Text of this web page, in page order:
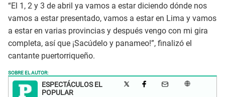
“El 1, 2 y 3 de abril ya vamos a estar diciendo dónde nos
vamos a estar presentado, vamos a estar en Lima y vamos
a estar en varias provincias y después vengo con mi gira
completa, así que ¡Sacúdelo y panameo!”, finalizó el
cantante puertorriqueño.
SOBRE EL AUTOR:
ESPECTÁCULOS EL
POPULAR